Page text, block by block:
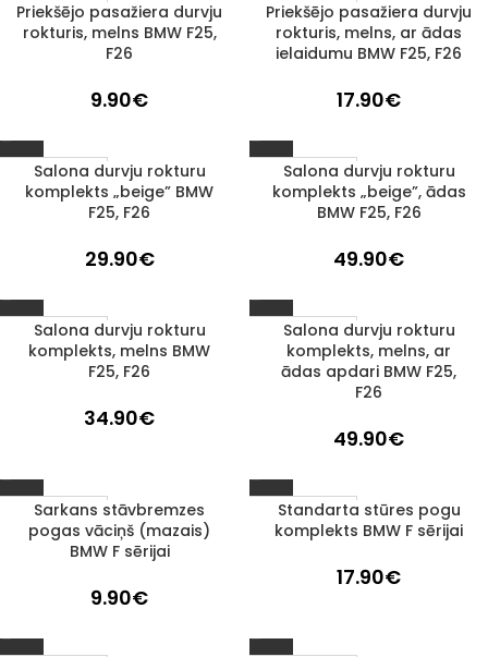
1–3 D. D.
Priekšējo pasažiera durvju
rokturis, melns BMW F25,
F26
9.90€
1–3 D. D.
Priekšējo pasažiera durvju
rokturis, melns, ar ādas
ielaidumu BMW F25, F26
17.90€
1–3 D. D.
Salona durvju rokturu
komplekts „beige” BMW
F25, F26
29.90€
1–3 D. D.
Salona durvju rokturu
komplekts „beige”, ādas
BMW F25, F26
49.90€
1–3 D. D.
Salona durvju rokturu
komplekts, melns BMW
F25, F26
34.90€
1–3 D. D.
Salona durvju rokturu
komplekts, melns, ar
ādas apdari BMW F25,
F26
49.90€
1–3 D. D.
Sarkans stāvbremzes
pogas vāciņš (mazais)
BMW F sērijai
9.90€
1–3 D. D.
Standarta stūres pogu
komplekts BMW F sērijai
17.90€